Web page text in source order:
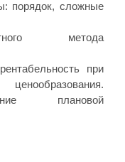
порядок, сложные
метода
при
плановой